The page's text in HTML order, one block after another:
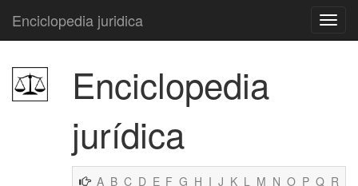
Enciclopedia juridica
Enciclopedia
jurídica
A B C D E F G H I J K L M N O P Q R